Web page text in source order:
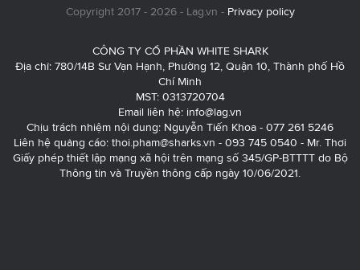
Copyright 2017 - 2026 - Lag.vn - Privacy policy
CÔNG TY CỔ PHẦN WHITE SHARK
Địa chỉ: 780/14B Sư Vạn Hạnh, Phường 12, Quận 10, Thành phố Hồ
Chí Minh
MST: 0313720704
Email liên hệ: info@lag.vn
Chịu trách nhiệm nội dung: Nguyễn Tiến Khoa - 077 261 5246
Liên hệ quảng cáo: thoi.pham@sharks.vn - 093 745 0540 - Mr. Thơi
Giấy phép thiết lập mạng xã hội trên mạng số 345/GP-BTTTT do Bộ
Thông tin và Truyền thông cấp ngày 10/06/2021.